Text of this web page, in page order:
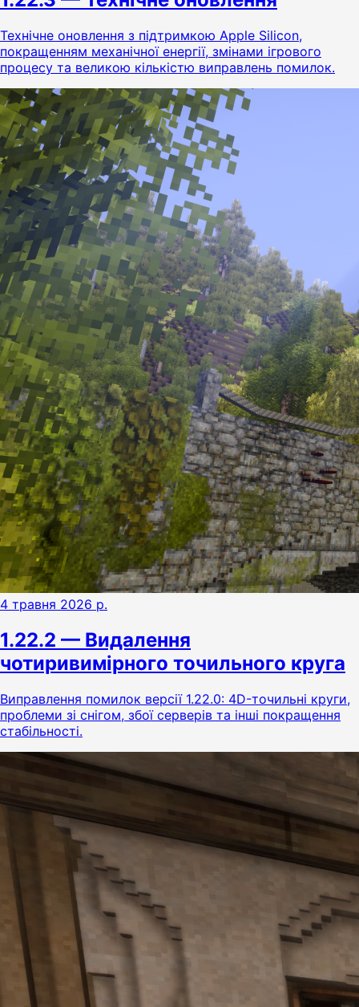
Технічне оновлення з підтримкою Apple Silicon,
покращенням механічної енергії, змінами ігрового
процесу та великою кількістю виправлень помилок.
4 травня 2026 р.
1.22.2 — Видалення
чотиривимірного точильного круга
Виправлення помилок версії 1.22.0: 4D-точильні круги,
проблеми зі снігом, збої серверів та інші покращення
стабільності.